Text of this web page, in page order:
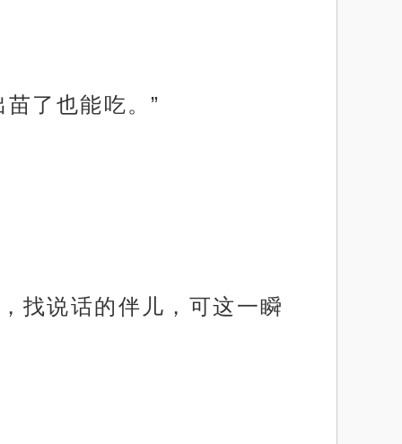
了也能吃。”
找说话的伴儿，可这一瞬